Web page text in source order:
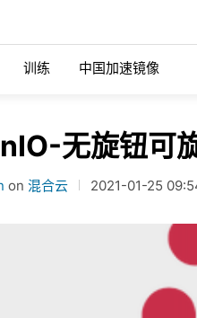
持VMware Tanzu 的 MinIO
引擎数据湖依赖于能够提供可扩展
如何将 SQL Server 2022 与 MinIO 配
，在任何云上运行查询您的数据，而
训练 中国加速镜像
无旋钮可
on 混合云 2021-01-25